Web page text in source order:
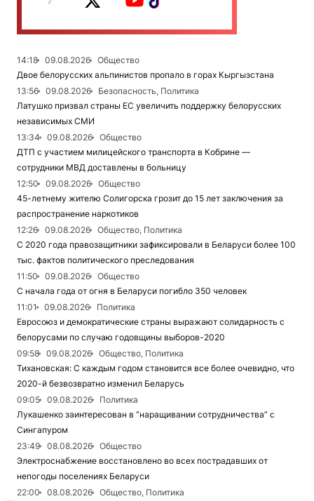
14:18 09.08.2026
Общество
Двое белорусских альпинистов пропало в горах Кыргызстана
13:56
09.08.2026
Безопасность, Политика
Латушко призвал страны ЕС увеличить поддержку белорусских
независимых СМИ
13:34
09.08.2026
Общество
ДТП с участием милицейского транспорта в Кобрине —
сотрудники МВД доставлены в больницу
12:50
09.08.2026
Общество
45-летнему жителю Солигорска грозит до 15 лет заключения за
распространение наркотиков
12:26
09.08.2026
Общество, Политика
С 2020 года правозащитники зафиксировали в Беларуси более 100
тыс. фактов политического преследования
11:50
09.08.2026
Общество
С начала года от огня в Беларуси погибло 350 человек
11:01
09.08.2026
Политика
Евросоюз и демократические страны выражают солидарность с
белорусами по случаю годовщины выборов-2020
09:58
09.08.2026
Общество, Политика
Тихановская: С каждым годом становится все более очевидно, что
2020-й безвозвратно изменил Беларусь
09:05
09.08.2026
Политика
Лукашенко заинтересован в “наращивании сотрудничества” с
Сингапуром
23:49
08.08.2026
Общество
Электроснабжение восстановлено во всех пострадавших от
непогоды поселениях Беларуси
22:00
08.08.2026
Общество, Политика